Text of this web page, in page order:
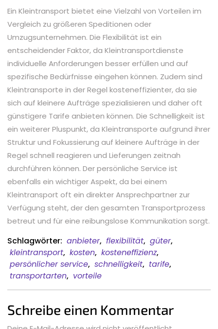
Ein Kleintransport bietet eine Vielzahl von Vorteilen im
Vergleich zu größeren Speditionen oder
Umzugsunternehmen. Die Flexibilität ist ein
entscheidender Faktor, da Kleintransportdienste
individuelle Anforderungen besser erfüllen und auf
spezifische Bedürfnisse eingehen können. Zudem sind
Kleintransporte in der Regel kosteneffizienter, da sie
sich auf kleinere Aufträge spezialisieren und daher oft
günstigere Tarife anbieten können. Die Schnelligkeit ist
ein weiterer Pluspunkt, da Kleintransporte aufgrund ihrer
Struktur und Fokussierung auf kleinere Aufträge in der
Regel schnell reagieren und Lieferungen zeitnah
durchführen können. Der persönliche Service ist
ebenfalls ein wichtiger Aspekt, da bei einem
Kleintransport oft ein direkter Ansprechpartner zur
Verfügung steht, der den gesamten Transportprozess
betreut und für eine reibungslose Kommunikation sorgt.
Schlagwörter: anbieter, flexibilität, güter,
kleintransport, kosten, kosteneffizienz,
persönlicher service, schnelligkeit, tarife,
transportarten, vorteile
Schreibe einen Kommentar